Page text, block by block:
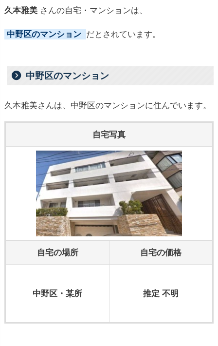
久本雅美 さんの自宅・マンションは、
中野区のマンション だとされています。
中野区のマンション
久本雅美さんは、中野区のマンションに住んでいます。
自宅写真
自宅の場所 自宅の価格
中野区・某所 推定 不明